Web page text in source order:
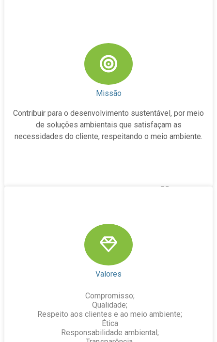
Missão
Contribuir para o desenvolvimento sustentável, por meio
de soluções ambientais que satisfaçam as
necessidades do cliente, respeitando o meio ambiente.
Valores
Compromisso;
Qualidade;
Respeito aos clientes e ao meio ambiente;
Ética
Responsabilidade ambiental;